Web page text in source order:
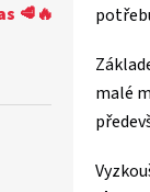
🥩🔥
malé